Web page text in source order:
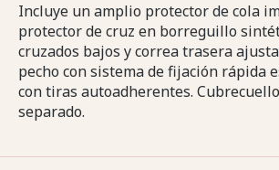
Incluye un amplio protector de cola
protector de cruz en borreguillo
cruzados bajos y correa trasera
pecho con sistema de fijación rápida
con tiras autoadherentes.
separado.